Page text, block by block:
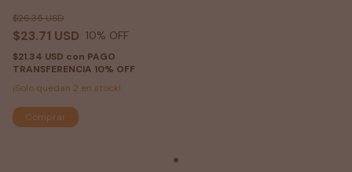
$23.71 USD
$26.35 USD
10% OFF
$21.34 USD con PAGO
TRANSFERENCIA 10% OFF
¡Solo quedan 2 en stock!
Comprar